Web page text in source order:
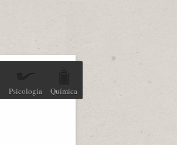
Psicología Química